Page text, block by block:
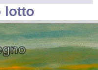
lotto